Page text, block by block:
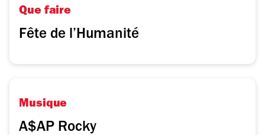
Que faire
Fête de l’Humanité
Musique
A$AP Rocky